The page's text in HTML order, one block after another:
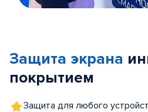
5
Защита экрана
покрытием
Защита для любого